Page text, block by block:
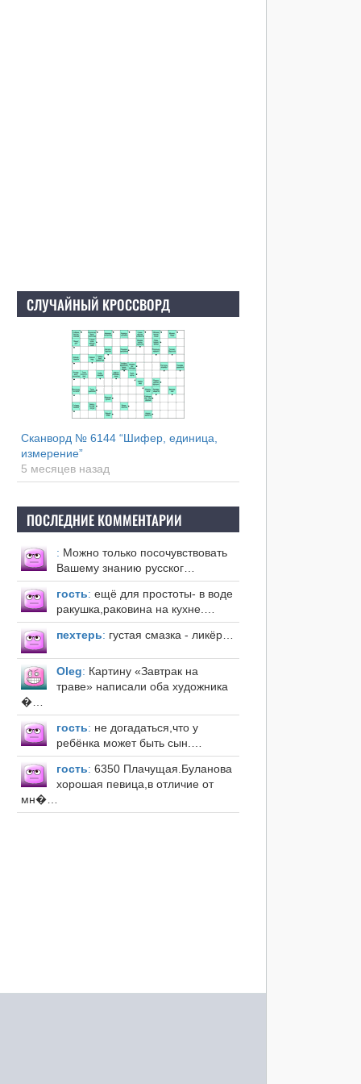
СЛУЧАЙНЫЙ КРОССВОРД
Сканворд № 6144 “Шифер, единица,
измерение”
5 месяцев назад
ПОСЛЕДНИЕ КОММЕНТАРИИ
: Можно только посочувствовать
Вашему знанию русског…
гость: ещё для простоты- в воде
ракушка,раковина на кухне.…
пехтерь: густая смазка - ликёр…
Оleg: Картину «Завтрак на
траве» написали оба художника
�…
гость: не догадаться,что у
ребёнка может быть сын.…
гость: 6350 Плачущая.Буланова
хорошая певица,в отличие от
мн�…